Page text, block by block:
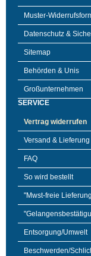
Muster-
Datenschutz &
Sitemap
Behörden & Unis
Großunternehmen
SERVICE
Vertrag widerrufen
Versand & Lieferung
FAQ
So wird bestellt
"Mwst-freie
Entsorgung/Umwelt
Beschwerden/